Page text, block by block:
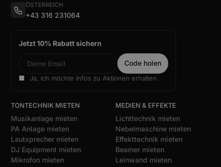
ÖSTERREICH
+43 316 231064
Jetzt 10% Rabatt sichern
Ja, ich möchte Infos zu Aktionen erhalten.
TONTECHNIK MIETEN
Musikanlage mieten
PA Anlage mieten
Lautsprecher mieten
DJ Equipment mieten
Mikrofon mieten
MEDIEN & EFFEKTE
Lichttechnik mieten
Nebelmaschine mieten
Effekttechnik mieten
Beamer mieten
Leinwand mieten